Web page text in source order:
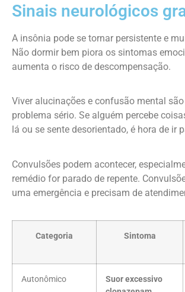
Sinais neurológicos
A insônia pode se tornar persistente e
Não dormir bem piora os sintomas
aumenta o risco de descompensação.
Viver alucinações e confusão mental
problema sério. Se alguém percebe
lá ou se sente desorientado, é hora de ir
Convulsões podem acontecer,
remédio for parado de repente.
uma emergência e precisam de
Categoria Sintoma
Autonômico
Suor excessivo